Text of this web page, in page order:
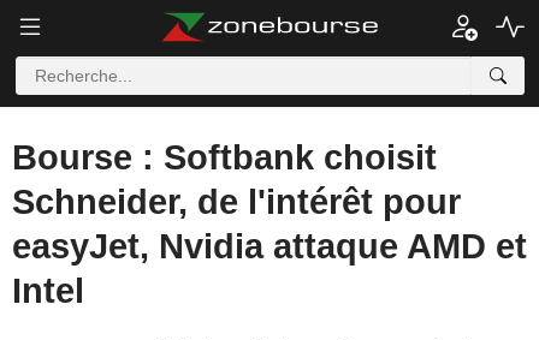
Bourse : Softbank choisit
Schneider, de l'intérêt pour
easyJet, Nvidia attaque AMD et
Intel